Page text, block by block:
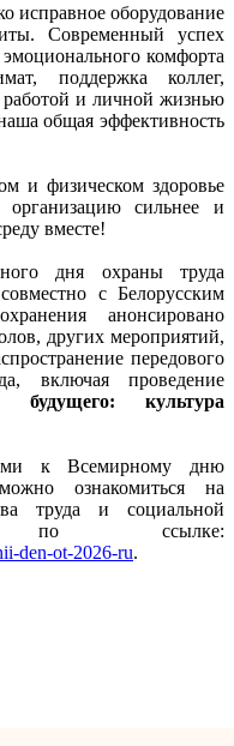
исправное оборудование
Современный успех
комфорта
поддержка коллег,
работой и личной жизнью
общая эффективность
и физическом здоровье
сильнее и
вместе!
дня охраны труда
с Белорусским
анонсировано
других мероприятий,
передового
включая проведение
культура
к Всемирному дню
ознакомиться на
труда и социальной
по ссылке:
den-ot-2026-ru.